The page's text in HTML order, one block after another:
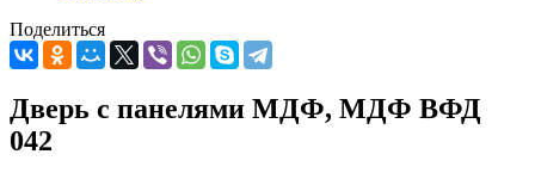
Поделиться
Дверь с панелями МДФ, МДФ ВФД
042